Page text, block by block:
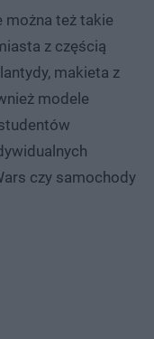
można też takie
z częścią
makieta z
modele
czy samochody